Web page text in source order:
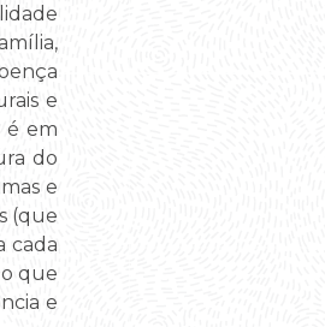
e
é em
do
e
(que
cada
que
e